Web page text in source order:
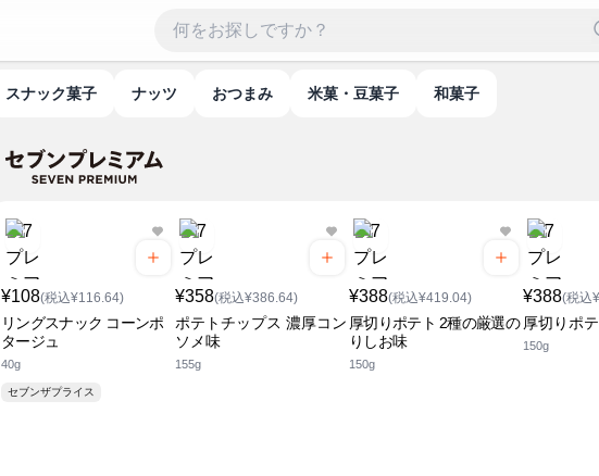
スナック菓子 ナッツ おつまみ 米菓・豆菓子 和菓子
¥108(税込¥116.64)
リングスナック コーンポ
タージュ
40g
セブンザプライス
¥358(税込¥386.64)
ポテトチップス 濃厚コン
ソメ味
155g
¥388(税込¥419.04)
厚切りポテト 2種の厳選の
りしお味
150g
¥388(税込
厚切りポ
150g